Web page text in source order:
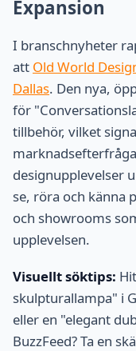
Expansion
I branschnyheter
att Old World
Dallas. Den nya,
för
tillbehör, vilket
designupplevelser
se, röra och känna
och showrooms
upplevelsen.
Visuellt söktips:
skulpturallampa" i
eller en "elegant
BuzzFeed? Ta en